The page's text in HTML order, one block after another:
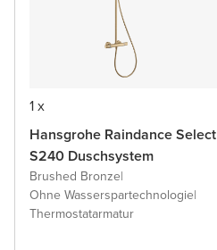
1 x
Hansgrohe Raindance Select
S240 Duschsystem
Brushed Bronze|
Ohne Wasserspartechnologie|
Thermostatarmatur